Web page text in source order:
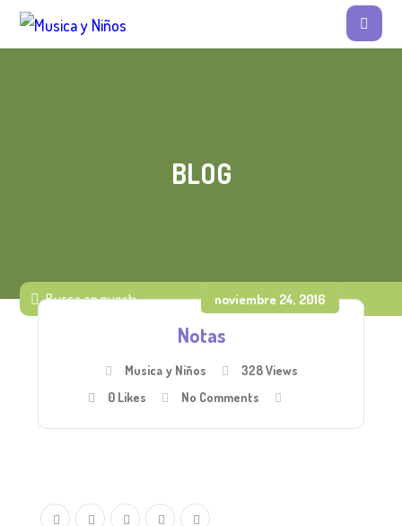
BLOG
noviembre 24, 2016
Notas
Musica y Niños
328 Views
0 Likes No Comments